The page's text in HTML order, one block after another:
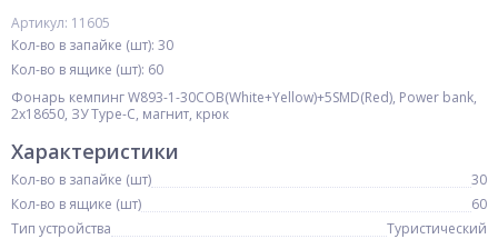
Артикул: 11605
Кол-во в запайке (шт): 30
Кол-во в ящике (шт): 60
Фонарь кемпинг W893-1-30COB(White+Yellow)+5SMD(Red), Power bank,
2x18650, ЗУ Type-C, магнит, крюк
Характеристики
Кол-во в запайке (шт)
30
Кол-во в ящике (шт)
60
Тип устройства
Туристический